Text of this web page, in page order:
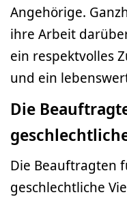
Angehörige.
ihre Arbeit
ein respektvolles
und ein
Die
Die Beauftragten
geschlechtliche